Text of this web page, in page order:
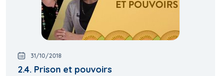
31/10/2018
2.4. Prison et pouvoirs